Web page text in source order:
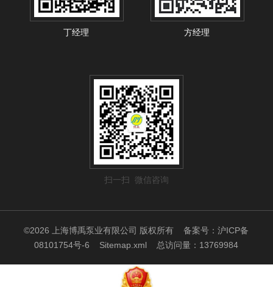
丁经理 方经理
扫一扫 微信咨询
©2026 上海博禹泵业有限公司 版权所有备案号：沪ICP备
08101754号-6
Sitemap.xml 总访问量：13769984